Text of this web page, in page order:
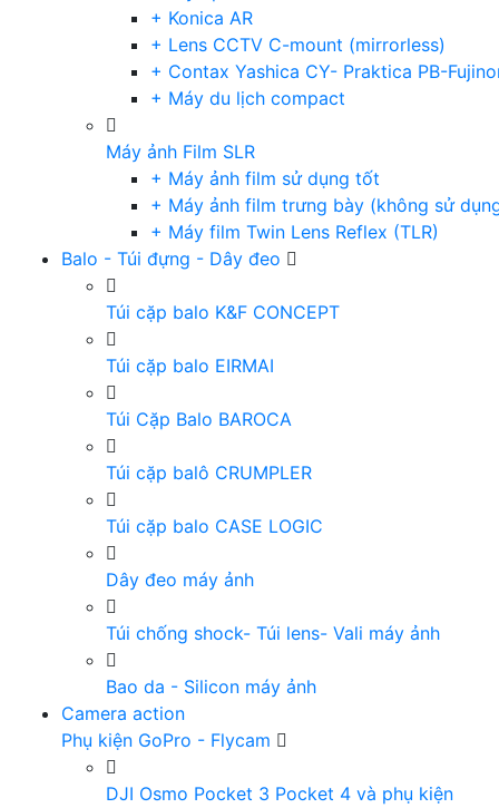
+ Konica AR
+ Lens CCTV C-mount (mirrorless)
+ Contax Yashica CY- Praktica PB-
+ Máy du lịch compact
Máy ảnh Film SLR
+ Máy ảnh film sử dụng tốt
+ Máy ảnh film trưng bày (không sử
+ Máy film Twin Lens Reflex (TLR)
Balo - Túi đựng - Dây đeo
Túi cặp balo K&F CONCEPT
Túi cặp balo EIRMAI
Túi Cặp Balo BAROCA
Túi cặp balô CRUMPLER
Túi cặp balo CASE LOGIC
Dây đeo máy ảnh
Túi chống shock- Túi lens- Vali máy ảnh
Bao da - Silicon máy ảnh
Camera action
Phụ kiện GoPro - Flycam
DJI Osmo Pocket 3 Pocket 4 và phụ kiện